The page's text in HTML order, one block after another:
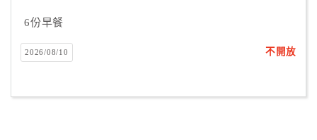
6份早餐
2026/08/10 不開放